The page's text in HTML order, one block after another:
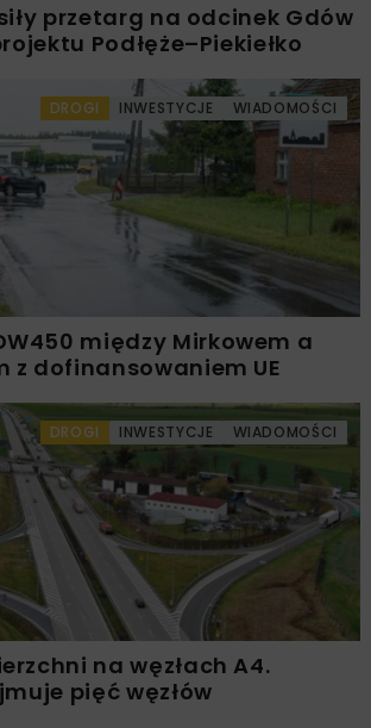
przetarg na odcinek Gdów
Podłęże–Piekiełko
DROGI INWESTYCJE WIADOMOŚCI
między Mirkowem a
z dofinansowaniem UE
DROGI INWESTYCJE WIADOMOŚCI
na węzłach A4.
pięć węzłów